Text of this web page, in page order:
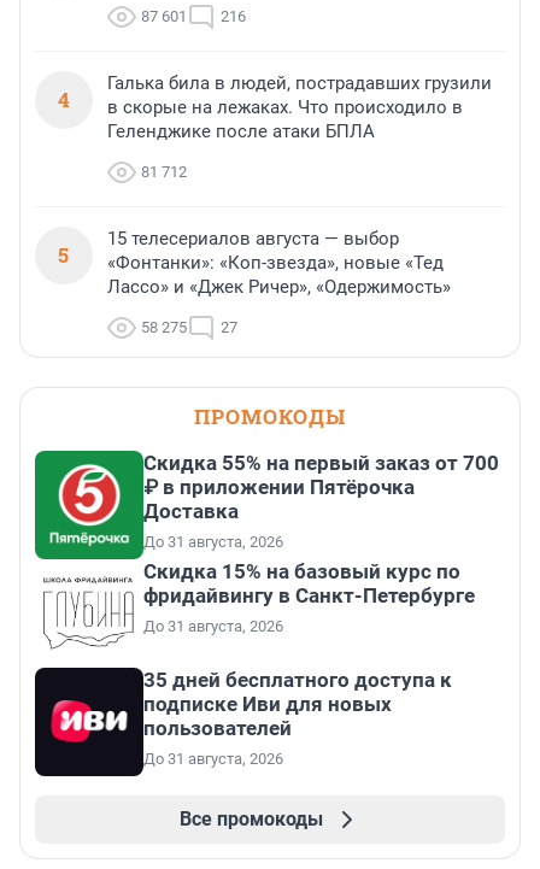
87 601 216
4
Галька била в людей, пострадавших грузили
в скорые на лежаках. Что происходило в
Геленджике после атаки БПЛА
81 712
5
15 телесериалов августа — выбор
«Фонтанки»: «Коп-звезда», новые «Тед
Лассо» и «Джек Ричер», «Одержимость»
58 275 27
ПРОМОКОДЫ
Скидка 55% на первый заказ от 700
₽ в приложении Пятёрочка
Доставка
До 31 августа, 2026
Скидка 15% на базовый курс по
фридайвингу в Санкт-Петербурге
До 31 августа, 2026
35 дней бесплатного доступа к
подписке Иви для новых
пользователей
До 31 августа, 2026
Все промокоды